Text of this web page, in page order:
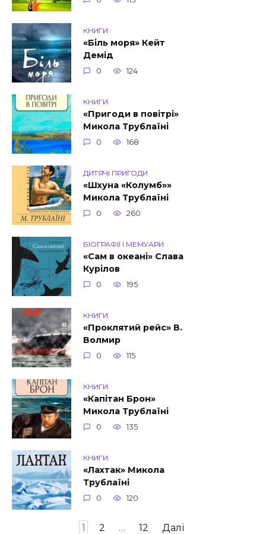
КНИГИ
«Біль моря» Кейт
Демід
0 124
КНИГИ
«Пригоди в повітрі»
Микола Трублаїні
0 168
ДИТЯЧІ ПРИГОДИ
«Шхуна «Колумб»»
Микола Трублаїні
0 260
БІОГРАФІЇ І МЕМУАРИ
«Сам в океані» Слава
Курілов
0 195
КНИГИ
«Проклятий рейс» В.
Волмир
0 115
КНИГИ
«Капітан Брон»
Микола Трублаїні
0 135
КНИГИ
«Лахтак» Микола
Трублаїні
0 120
1 2 … 12 Далі